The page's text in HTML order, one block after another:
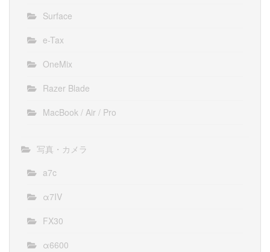
Surface
e-Tax
OneMix
Razer Blade
MacBook / Air / Pro
写真・カメラ
a7c
α7IV
FX30
α6600